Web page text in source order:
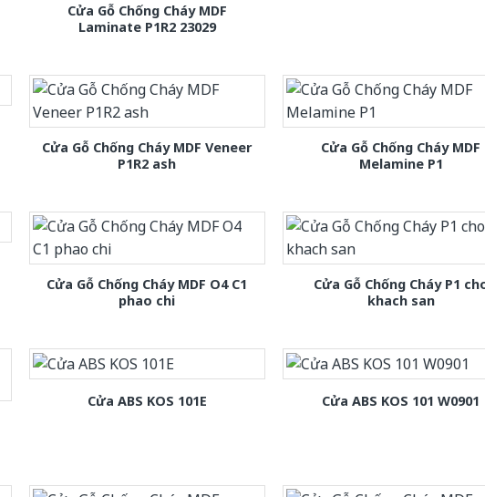
Cửa Gỗ Chống Cháy MDF
Laminate P1R2 23029
Cửa Gỗ Chống Cháy MDF Veneer
P1R2 ash
Cửa Gỗ Chống Cháy MDF
Melamine P1
Cửa Gỗ Chống Cháy MDF O4 C1
phao chi
Cửa Gỗ Chống Cháy P1
khach san
Cửa ABS KOS 101E Cửa ABS KOS 101 W0901